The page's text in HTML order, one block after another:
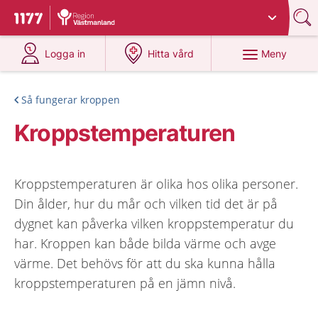
Till startsidan för 1177
Du har valt region
Logga in
på 1177.se
Hitta vård
på 1177.se
Meny
Så fungerar kroppen
Kroppstemperaturen
Kroppstemperaturen är olika hos olika personer.
Din ålder, hur du mår och vilken tid det är på
dygnet kan påverka vilken kroppstemperatur du
har. Kroppen kan både bilda värme och avge
värme. Det behövs för att du ska kunna hålla
kroppstemperaturen på en jämn nivå.